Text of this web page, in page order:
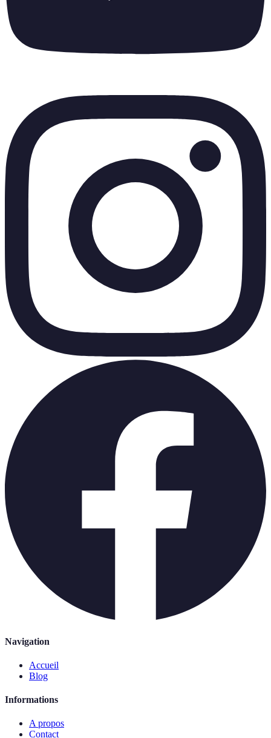
Navigation
Accueil
Blog
Informations
A propos
Contact